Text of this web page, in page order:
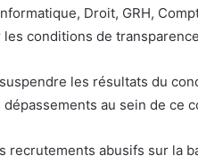
Droit, GRH,
conditions de
les résultats du
au sein de ce
recrutements abusifs sur la